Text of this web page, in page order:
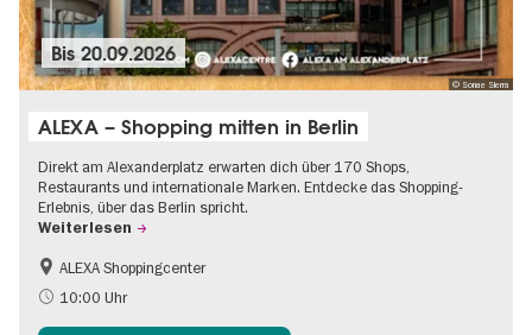
© Sonae Sierra
Bis20.09.2026
ALEXA – Shopping mitten in Berlin
Direkt am Alexanderplatz erwarten dich über 170 Shops,
Restaurants und internationale Marken. Entdecke das Shopping-
Erlebnis, über das Berlin spricht.
Weiterlesen
Barrierefrei
Food
ALEXA Shoppingcenter
10:00 Uhr